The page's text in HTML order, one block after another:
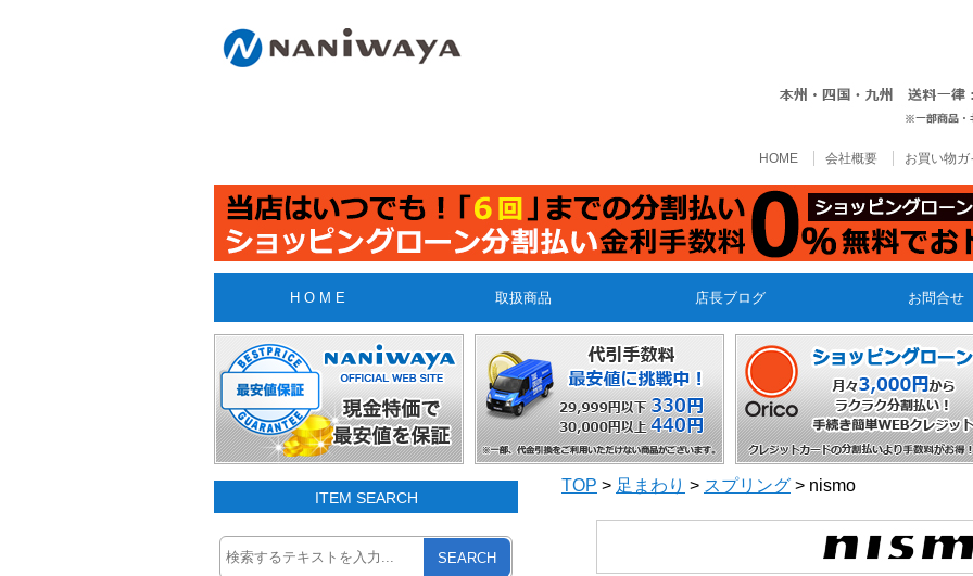
HOME 会社概要 お買い物ガ
H O M E 取扱商品 店長ブログ お問合せ
ITEM SEARCH
SEARCH
TOP > 足まわり > スプリング > nismo